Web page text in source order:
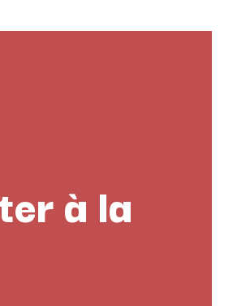
à la